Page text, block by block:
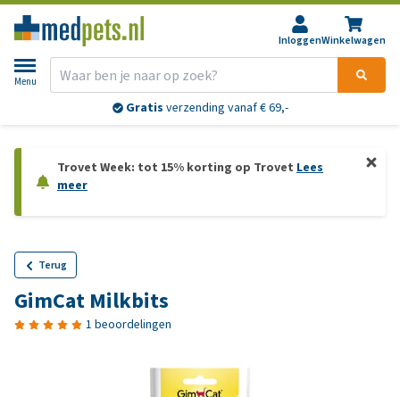
InloggenWinkelwagen
Menu
Gratis verzending vanaf € 69,-
Trovet Week: tot 15% korting op Trovet Lees
meer
Terug
GimCat Milkbits
1 beoordelingen